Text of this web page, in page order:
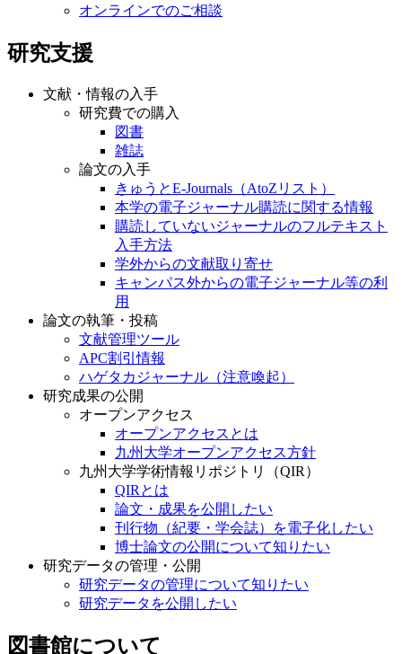
オンラインでのご相談
研究支援
文献・情報の入手
研究費での購入
図書
雑誌
論文の入手
きゅうとE-Journals（AtoZリスト）
本学の電子ジャーナル購読に関する情報
購読していないジャーナルのフルテキスト
入手方法
学外からの文献取り寄せ
キャンパス外からの電子ジャーナル等の利
用
論文の執筆・投稿
文献管理ツール
APC割引情報
ハゲタカジャーナル（注意喚起）
研究成果の公開
オープンアクセス
オープンアクセスとは
九州大学オープンアクセス方針
九州大学学術情報リポジトリ（QIR）
QIRとは
論文・成果を公開したい
刊行物（紀要・学会誌）を電子化したい
博士論文の公開について知りたい
研究データの管理・公開
研究データの管理について知りたい
研究データを公開したい
図書館について